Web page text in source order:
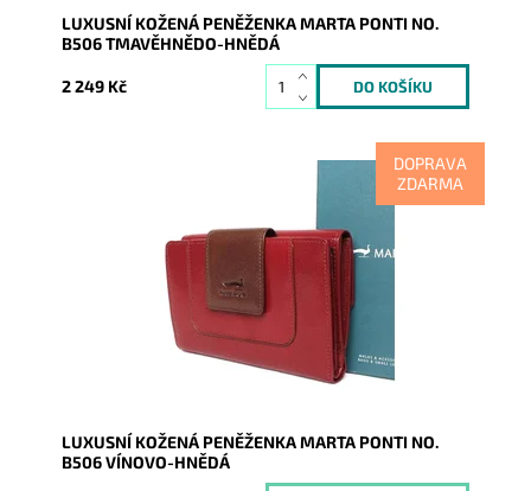
LUXUSNÍ KOŽENÁ PENĚŽENKA MARTA PONTI NO.
B506 TMAVĚHNĚDO-HNĚDÁ
2 249 Kč
DOPRAVA
ZDARMA
Kožená značková dámská peněženka v jedinečné
barevné kombinaci vínové a hnědé, kde je vidět soulad
Momentálně nedostupné
9496
Marta Ponti
2 roky
LUXUSNÍ KOŽENÁ PENĚŽENKA MARTA PONTI NO.
B506 VÍNOVO-HNĚDÁ